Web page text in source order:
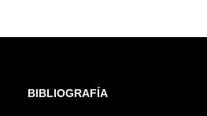
BIBLIOGRAFÍA